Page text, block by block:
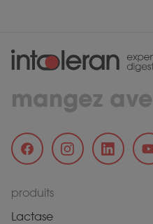
mangez
produits
Lactase